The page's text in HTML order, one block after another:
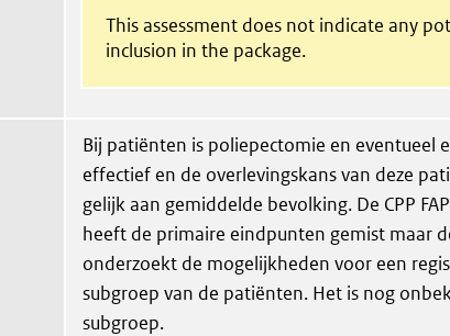
This assessment does not indicate any
inclusion in the package.
Bij patiënten is poliepectomie en eventueel
effectief en de overlevingskans van deze
gelijk aan gemiddelde bevolking. De CPP
heeft de primaire eindpunten gemist maar
onderzoekt de mogelijkheden voor een
subgroep van de patiënten. Het is nog
subgroep.